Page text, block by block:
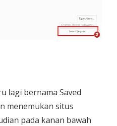
lagi bernama Saved
menemukan situs
pada kanan bawah